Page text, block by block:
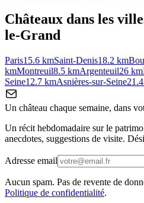
Châteaux dans les
le-Grand
Paris15.6 kmSaint-Denis18.2 km
kmMontreuil8.5 kmArgenteuil26 km
Seine12.7 kmAsnières-sur-Seine21.4
Un château chaque semaine, dans
Un récit hebdomadaire sur le
anecdotes, suggestions de visite.
Adresse email
Aucun spam. Pas de revente de
Politique de confidentialité.